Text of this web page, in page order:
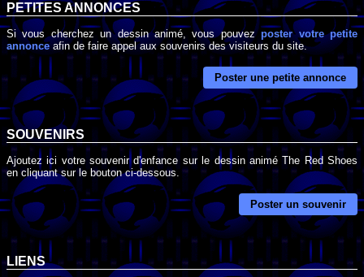
PETITES ANNONCES
Si vous cherchez un dessin animé, vous pouvezposter votre petite
annonceafin de faire appel aux souvenirs des visiteurs du site.
Poster une petite annonce
SOUVENIRS
Ajoutez ici votre souvenir d'enfance sur le dessin animé The Red Shoes
en cliquant sur le bouton ci-dessous.
Poster un souvenir
LIENS